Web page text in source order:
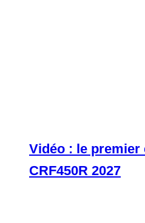
Vidéo : le premier
CRF450R 2027